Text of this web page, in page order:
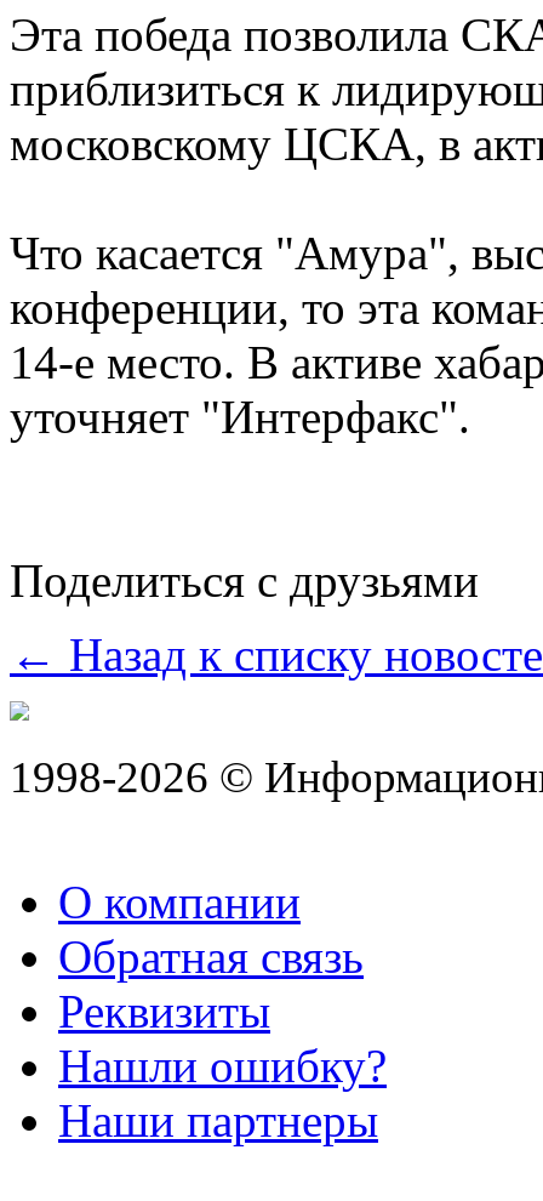
Эта победа позволила
приблизиться к
московскому ЦСКА, в
Что касается "Амура",
конференции, то эта
14-е место. В активе
уточняет "Интерфакс".
Поделиться с друзьями
← Назад к списку
1998-2026 ©
О компании
Обратная связь
Реквизиты
Нашли ошибку?
Наши партнеры